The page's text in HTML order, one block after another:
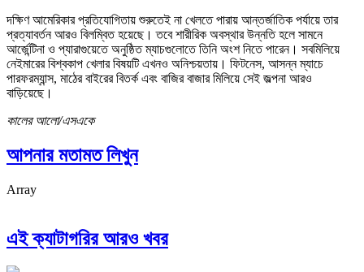
দক্ষিণ আমেরিকার প্রতিযোগিতায় শুরুতেই না খেলতে পারায় আন্তর্জাতিক পর্যায়ে তার
প্রত্যাবর্তন আরও বিলম্বিত হয়েছে। তবে শারীরিক অবস্থার উন্নতি হলে সামনে
আর্জেন্টিনা ও প্যারাগুয়েতে অনুষ্ঠিত ম্যাচগুলোতে তিনি অংশ নিতে পারেন। সবমিলিয়ে
নেইমারের বিশ্বকাপ খেলার বিষয়টি এখনও অনিশ্চয়তায়। ফিটনেস, আসন্ন ম্যাচে
পারফরম্যান্স, মাঠের বাইরের বিতর্ক এবং বাজির বাজার মিলিয়ে সেই জল্পনা আরও
বাড়িয়েছে।
কালের আলো/এসএকে
আপনার মতামত লিখুন
Array
এই ক্যাটাগরির আরও খবর